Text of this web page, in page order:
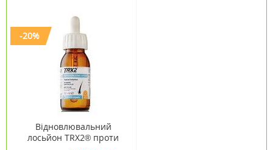
-20%
Відновлювальний
лосьйон TRX2® проти